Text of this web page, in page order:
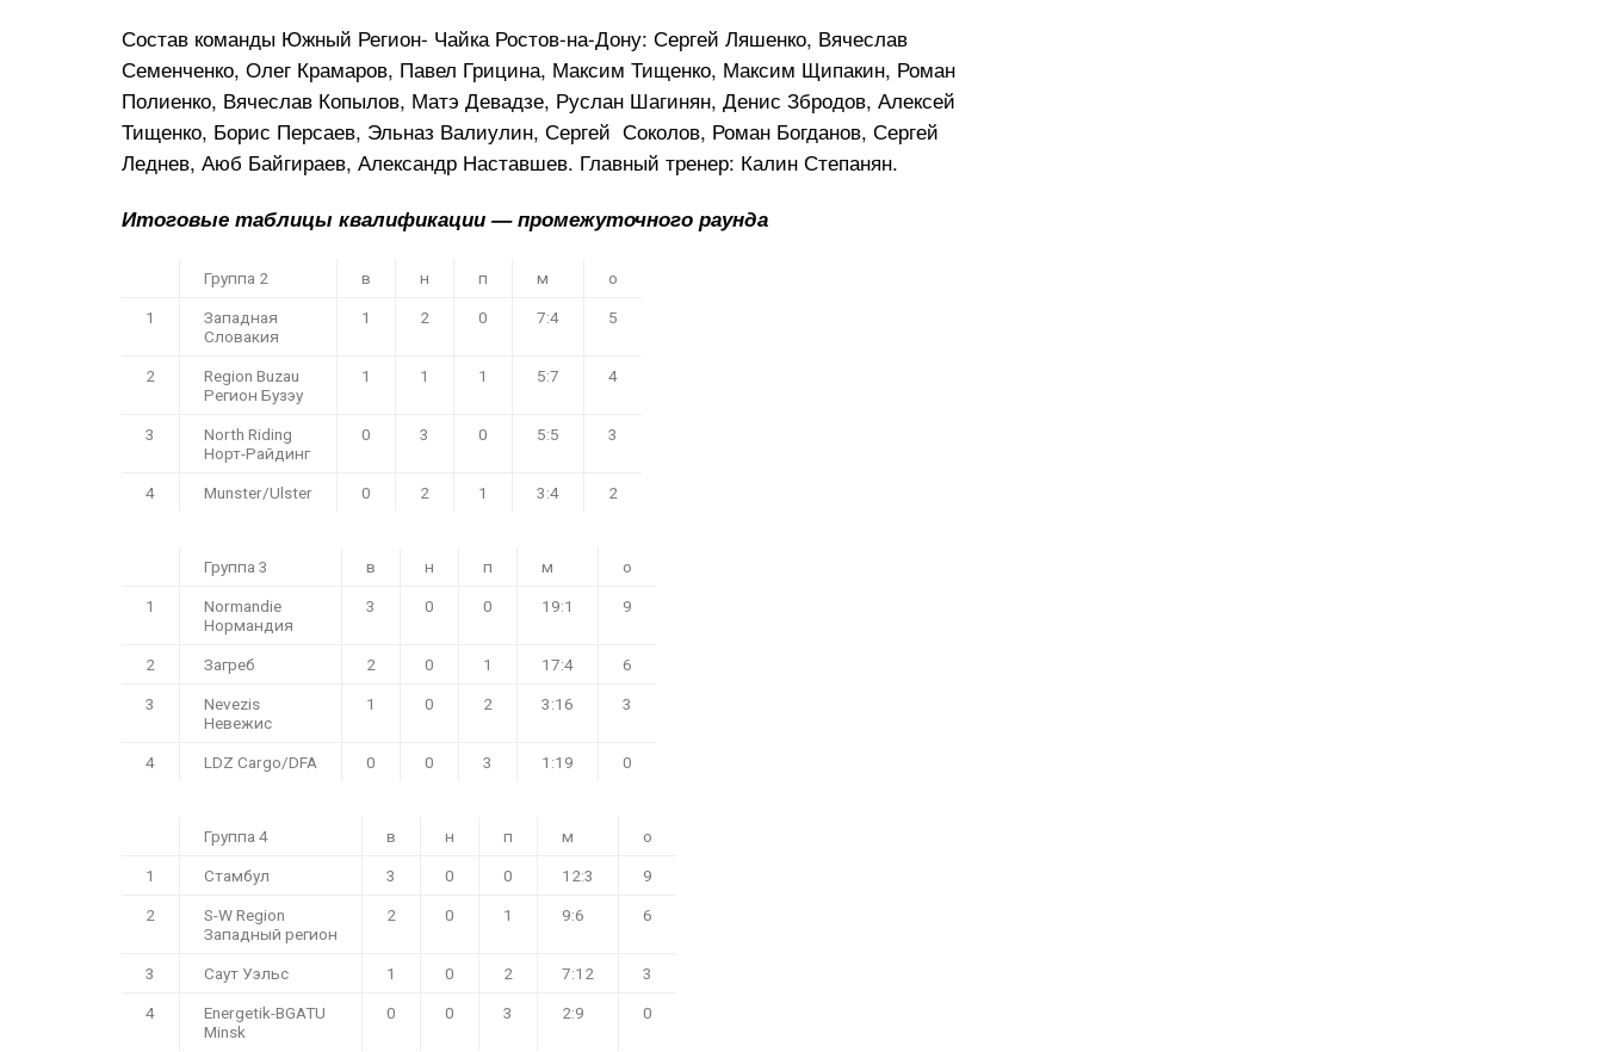
Состав команды Южный Регион- Чайка Ростов-на-Дону: Сергей Ляшенко, Вячеслав
Семенченко, Олег Крамаров, Павел Грицина, Максим Тищенко, Максим Щипакин, Роман
Полиенко, Вячеслав Копылов, Матэ Девадзе, Руслан Шагинян, Денис Збродов, Алексей
Тищенко, Борис Персаев, Эльназ Валиулин, Сергей Соколов, Роман Богданов, Сергей
Леднев, Аюб Байгираев, Александр Наставшев. Главный тренер: Калин Степанян.
Итоговые таблицы квалификации — промежуточного раунда
Группа 2 в н п м о
1
Западная
Словакия
1 2 0 7:4 5
2
Region Buzau
Регион Бузэу
1 1 1 5:7 4
3
North Riding
Норт-Райдинг
0 3 0 5:5 3
4 Munster/Ulster 0 2 1 3:4 2
Группа 3 в н п м о
1
Normandie
Нормандия
3 0 0 19:1 9
2 Загреб 2 0 1 17:4 6
3
Nevezis
Невежис
1 0 2 3:16 3
4 LDZ Cargo/DFA 0 0 3 1:19 0
Группа 4 в н п м о
1 Стамбул 3 0 0 12:3 9
2
S-W Region
Западный регион
2 0 1 9:6 6
3 Саут Уэльс 1 0 2 7:12 3
4
Energetik-BGATU
Minsk
0 0 3 2:9 0